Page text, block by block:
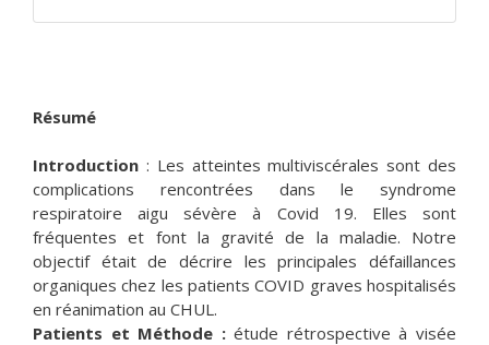
Résumé
Introduction : Les atteintes multiviscérales sont des
complications rencontrées dans le syndrome
respiratoire aigu sévère à Covid 19. Elles sont
fréquentes et font la gravité de la maladie. Notre
objectif était de décrire les principales défaillances
organiques chez les patients COVID graves hospitalisés
en réanimation au CHUL.
Patients et Méthode :étude rétrospective à visée